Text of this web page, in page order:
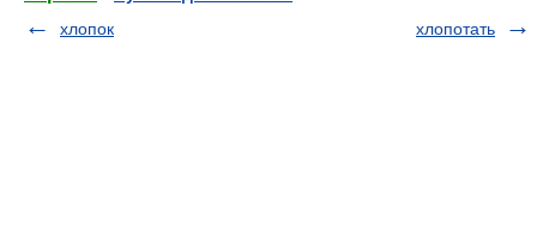
хлопок
хлопотать